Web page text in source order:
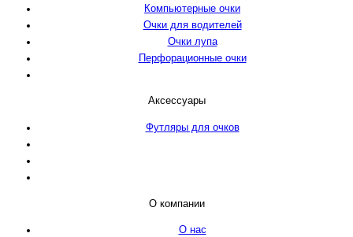
Компьютерные очки
Очки для водителей
Очки лупа
Перфорационные очки
Аксессуары
Футляры для очков
О компании
О нас